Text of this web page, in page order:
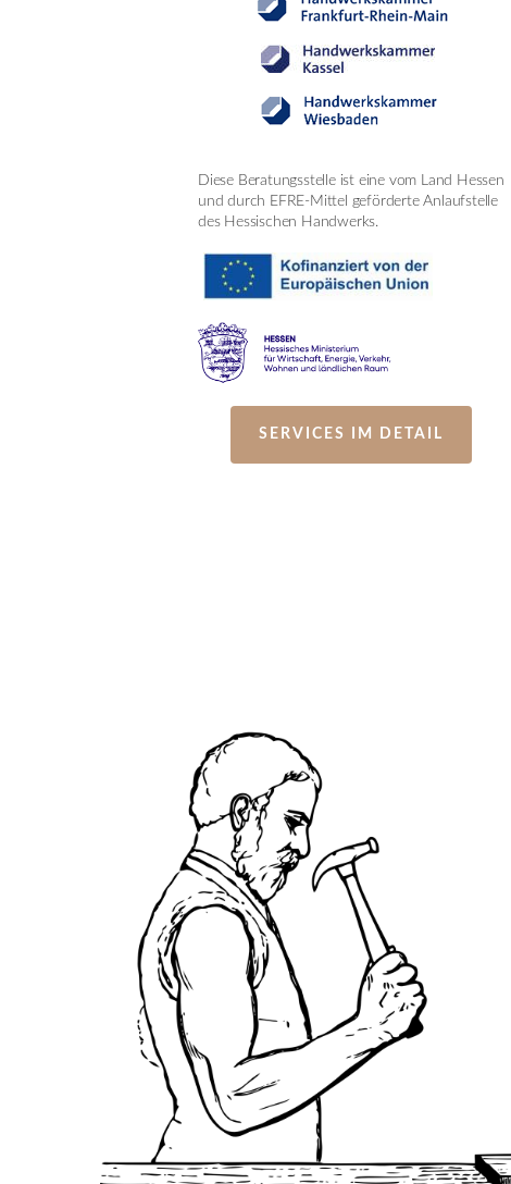
Diese Beratungsstelle ist eine vom Land Hessen
und durch EFRE-Mittel geförderte Anlaufstelle
des Hessischen Handwerks.
SERVICES IM DETAIL